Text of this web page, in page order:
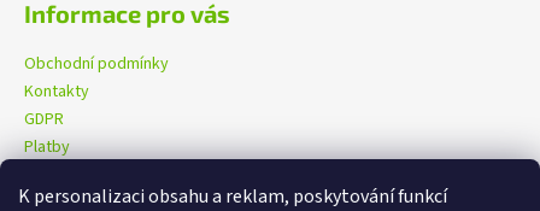
K personalizaci obsahu a reklam, poskytování funkcí
Informace pro vás
Obchodní podmínky
Kontakty
GDPR
Platby